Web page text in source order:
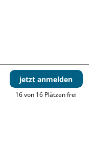
jetzt anmelden
16 von 16 Plätzen frei